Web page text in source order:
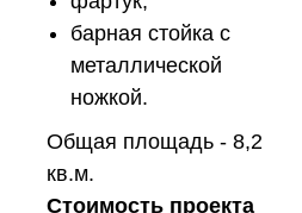
барная стойка с
металлической
ножкой.
Общая площадь - 8,2
кв.м.
Стоимость проекта